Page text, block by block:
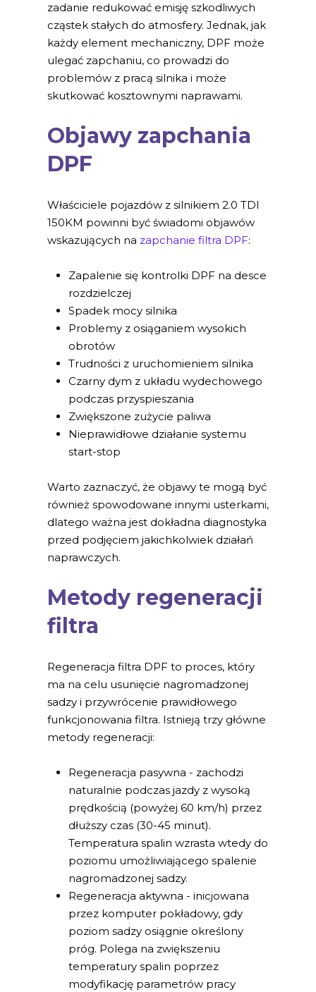
zadanie redukować emisję szkodliwych
cząstek stałych do atmosfery. Jednak, jak
każdy element mechaniczny, DPF może
ulegać zapchaniu, co prowadzi do
problemów z pracą silnika i może
skutkować kosztownymi naprawami.
Objawy zapchania
DPF
Właściciele pojazdów z silnikiem 2.0 TDI
150KM powinni być świadomi objawów
wskazujących na zapchanie filtra DPF:
Zapalenie się kontrolki DPF na desce
rozdzielczej
Spadek mocy silnika
Problemy z osiąganiem wysokich
obrotów
Trudności z uruchomieniem silnika
Czarny dym z układu wydechowego
podczas przyspieszania
Zwiększone zużycie paliwa
Nieprawidłowe działanie systemu
start-stop
Warto zaznaczyć, że objawy te mogą być
również spowodowane innymi usterkami,
dlatego ważna jest dokładna diagnostyka
przed podjęciem jakichkolwiek działań
naprawczych.
Metody regeneracji
filtra
Regeneracja filtra DPF to proces, który
ma na celu usunięcie nagromadzonej
sadzy i przywrócenie prawidłowego
funkcjonowania filtra. Istnieją trzy główne
metody regeneracji:
Regeneracja pasywna - zachodzi
naturalnie podczas jazdy z wysoką
prędkością (powyżej 60 km/h) przez
dłuższy czas (30-45 minut).
Temperatura spalin wzrasta wtedy do
poziomu umożliwiającego spalenie
nagromadzonej sadzy.
Regeneracja aktywna - inicjowana
przez komputer pokładowy, gdy
poziom sadzy osiągnie określony
próg. Polega na zwiększeniu
temperatury spalin poprzez
modyfikację parametrów pracy